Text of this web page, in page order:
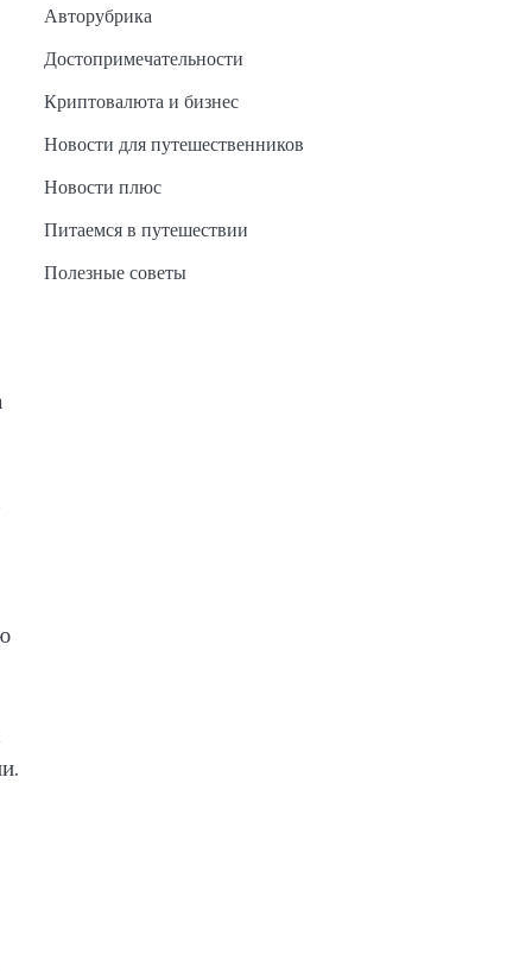
Авторубрика
Достопримечательности
Криптовалюта и бизнес
Новости для путешественников
Новости плюс
Питаемся в путешествии
Полезные советы